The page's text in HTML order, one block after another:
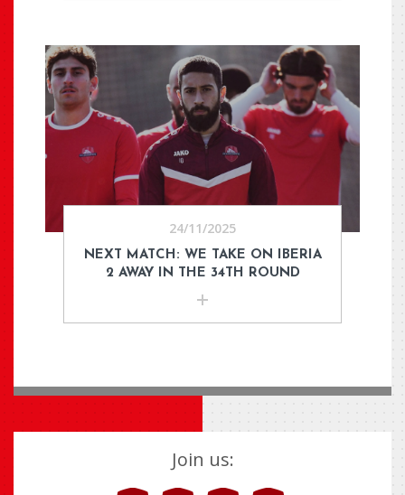
24/11/2025
NEXT MATCH: WE TAKE ON IBERIA
2 AWAY IN THE 34TH ROUND
Join us: